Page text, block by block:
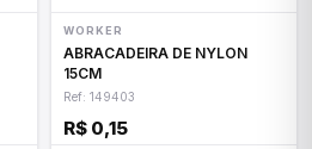
WORKER
ABRACADEIRA DE NYLON
15CM
Ref: 149403
R$ 0,15